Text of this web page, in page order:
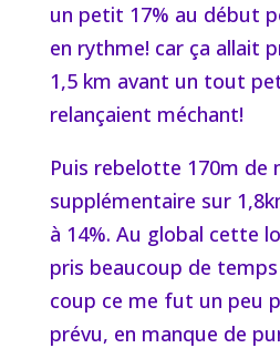
un petit 17% au début
en rythme! car ça allait
1,5 km avant un tout
relançaient méchant!
Puis rebelotte 170m de
supplémentaire sur
à 14%. Au global cette
pris beaucoup de temps
coup ce me fut un peu
prévu, en manque de